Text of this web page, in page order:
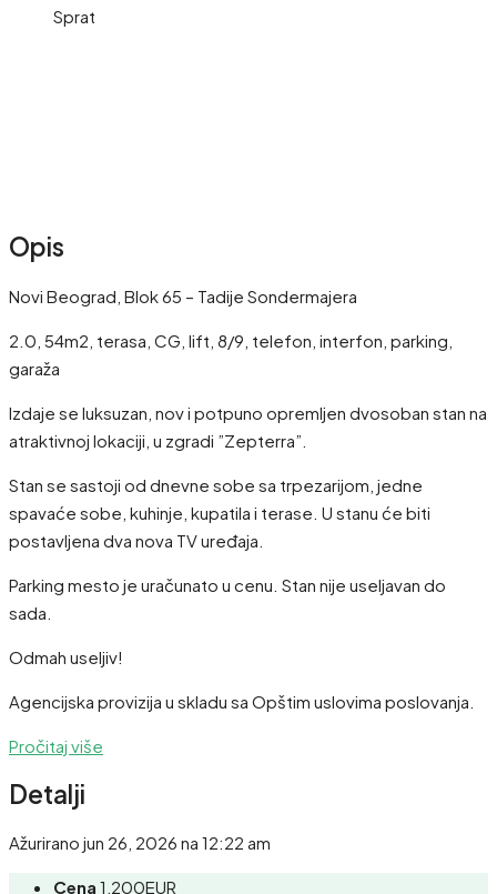
Sprat
Opis
Novi Beograd, Blok 65 – Tadije Sondermajera
2.0, 54m2, terasa, CG, lift, 8/9, telefon, interfon, parking,
garaža
Izdaje se luksuzan, nov i potpuno opremljen dvosoban stan na
atraktivnoj lokaciji, u zgradi ”Zepterra”.
Stan se sastoji od dnevne sobe sa trpezarijom, jedne
spavaće sobe, kuhinje, kupatila i terase. U stanu će biti
postavljena dva nova TV uređaja.
Parking mesto je uračunato u cenu. Stan nije useljavan do
sada.
Odmah useljiv!
Agencijska provizija u skladu sa Opštim uslovima poslovanja.
Pročitaj više
Detalji
Ažurirano jun 26, 2026 na 12:22 am
Cena 1,200EUR